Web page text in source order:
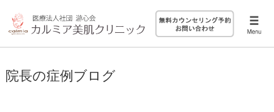
院長の症例ブログ